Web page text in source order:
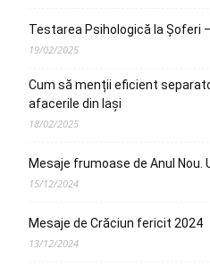
Testarea Psihologică la Șoferi
19/02/2025
Cum să menții eficient
afacerile din Iași
18/02/2025
Mesaje frumoase de Anul Nou.
15/12/2024
Mesaje de Crăciun fericit 2024
13/12/2024